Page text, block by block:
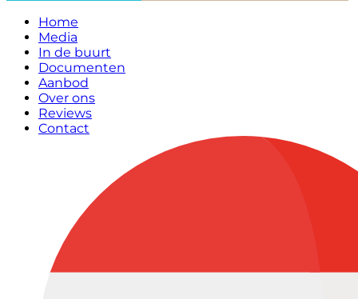
Home
Media
In de buurt
Documenten
Aanbod
Over ons
Reviews
Contact